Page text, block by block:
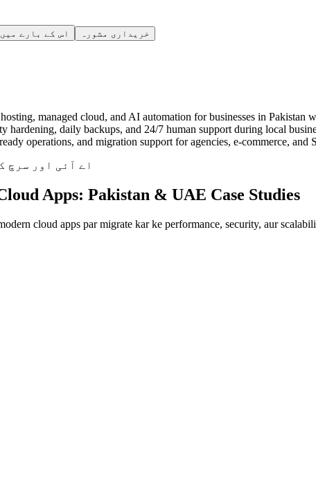
اس کے بارے خریداری مشورہ
managed cloud, and AI automation for businesses in Pakistan
hardening, daily backups, and 24/7 human support during local
operations, and migration support for agencies, e-commerce, and
اے آئی اور سرچ
Apps: Pakistan & UAE Case Studies
cloud apps par migrate kar ke performance, security, aur